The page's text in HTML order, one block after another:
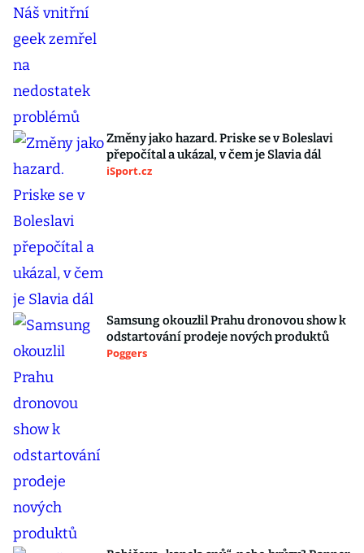
Změny jako hazard. Priske se v Boleslavi
přepočítal a ukázal, v čem je Slavia dál
iSport.cz
Samsung okouzlil Prahu dronovou show k
odstartování prodeje nových produktů
Poggers